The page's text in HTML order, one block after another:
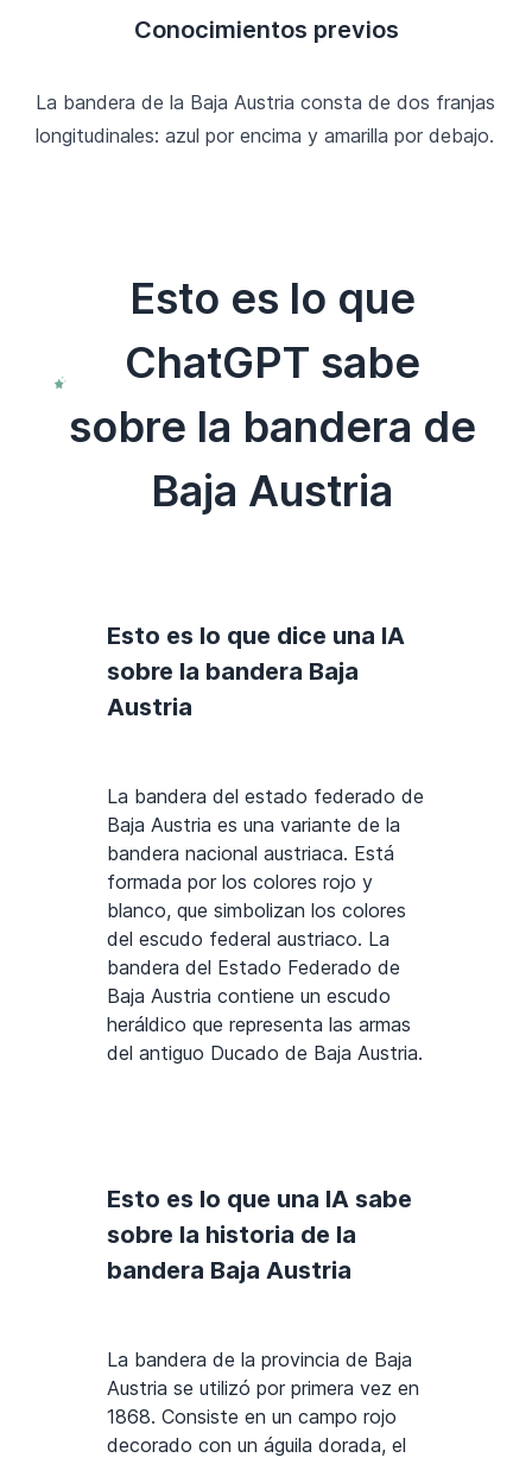
Conocimientos previos
La bandera de la Baja Austria consta de dos franjas
longitudinales: azul por encima y amarilla por debajo.
Esto es lo que
ChatGPT sabe
sobre la bandera de
Baja Austria
Esto es lo que dice una IA
sobre la bandera Baja
Austria
La bandera del estado federado de
Baja Austria es una variante de la
bandera nacional austriaca. Está
formada por los colores rojo y
blanco, que simbolizan los colores
del escudo federal austriaco. La
bandera del Estado Federado de
Baja Austria contiene un escudo
heráldico que representa las armas
del antiguo Ducado de Baja Austria.
Esto es lo que una IA sabe
sobre la historia de la
bandera Baja Austria
La bandera de la provincia de Baja
Austria se utilizó por primera vez en
1868. Consiste en un campo rojo
decorado con un águila dorada, el